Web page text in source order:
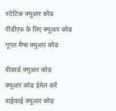
स्टेटिक क्यूआर कोड
पीडीएफ के लिए क्यूआर कोड
गूगल मैप्स क्यूआर कोड
वीकार्ड क्यूआर कोड
क्यूआर कोड ईमेल करें
वाईफाई क्यूआर कोड